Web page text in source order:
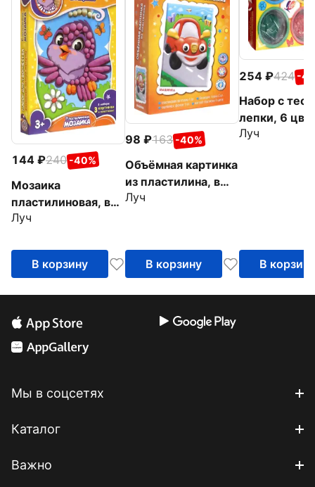
144 240 -40%
Мозаика
пластилиновая, в
ассортименте
Луч
В корзину
98 163 -40%
Объёмная картинка
из пластилина, в
ассортименте
Луч
В корзину
254 424 -
Набор с
лепки, 6
Луч
В корзину
Мы в соцсетях
Каталог
Важно